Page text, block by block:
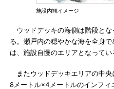
施設内観イメージ
ウッドデッキの海側は階段とな
る。瀬戸内の穏やかな海を全身
は、施設自慢のエリアとなってい
またウッドデッキエリアの中央
8メートル×4メートルのインフィ